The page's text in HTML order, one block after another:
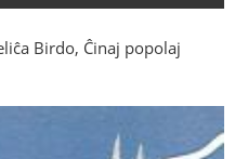
Birdo, Ĉinaj popolaj